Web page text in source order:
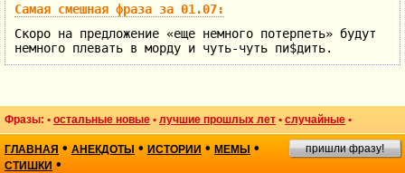
Самая смешная фраза за 01.07:
Скоро на предложение «еще немного потерпеть» будут
немного плевать в морду и чуть-чуть пи$дить.
Фразы: • остальные новые • лучшие прошлых лет • случайные •
ГЛАВНАЯ • АНЕКДОТЫ • ИСТОРИИ • МЕМЫ •
СТИШКИ •
пришли фразу!